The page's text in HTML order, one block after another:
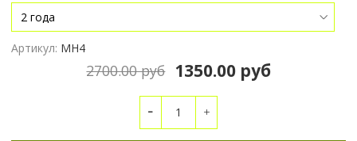
Артикул: МН4
2700.00 руб 1350.00 руб